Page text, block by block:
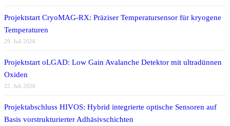
Projektstart CryoMAG-RX: Präziser Temperatursensor für kryogene
Temperaturen
29. Juli 2026
Projektstart oLGAD: Low Gain Avalanche Detektor mit ultradünnen
Oxiden
22. Juli 2026
Projektabschluss HIVOS: Hybrid integrierte optische Sensoren auf
Basis vorstrukturierter Adhäsivschichten